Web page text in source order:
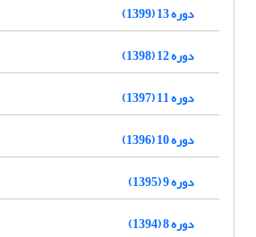
دوره 13 (1399)
دوره 12 (1398)
دوره 11 (1397)
دوره 10 (1396)
دوره 9 (1395)
دوره 8 (1394)